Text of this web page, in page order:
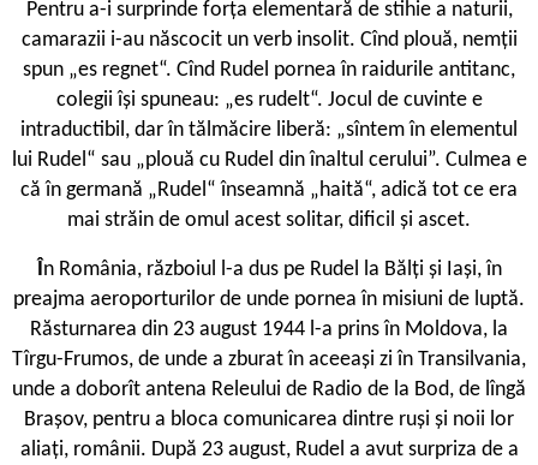
Pentru a-i surprinde forţa elementară de stihie a naturii,
camarazii i-au născocit un verb insolit. Cînd plouă, nemţii
spun „es regnet“. Cînd Rudel pornea în raidurile antitanc,
colegii îşi spuneau: „es rudelt“. Jocul de cuvinte e
intraductibil, dar în tălmăcire liberă: „sîntem în elementul
lui Rudel“ sau „plouă cu Rudel din înaltul cerului”. Culmea e
că în germană „Rudel“ înseamnă „haită“, adică tot ce era
mai străin de omul acest solitar, dificil şi ascet.
În România, războiul l-a dus pe Rudel la Bălţi şi Iaşi, în
preajma aeroporturilor de unde pornea în misiuni de luptă.
Răsturnarea din 23 august 1944 l-a prins în Moldova, la
Tîrgu-Frumos, de unde a zburat în aceeaşi zi în Transilvania,
unde a doborît antena Releului de Radio de la Bod, de lîngă
Braşov, pentru a bloca comunicarea dintre ruşi şi noii lor
aliaţi, românii. După 23 august, Rudel a avut surpriza de a